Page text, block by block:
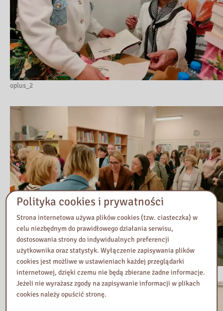
oplus_2
Polityka cookies i prywatności
Strona internetowa używa plików cookies (tzw. ciasteczka) w
celu niezbędnym do prawidłowego działania serwisu,
dostosowania strony do indywidualnych preferencji
użytkownika oraz statystyk. Wyłączenie zapisywania plików
cookies jest możliwe w ustawieniach każdej przeglądarki
internetowej, dzięki czemu nie będą zbierane żadne informacje.
Jeżeli nie wyrażasz zgody na zapisywanie informacji w plikach
cookies należy opuścić stronę.